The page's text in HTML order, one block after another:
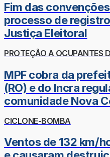
Fim das
processo de
Justiça Eleitoral
PROTEÇÃO A OCUPANTES
MPF cobra da
(RO) e do Incra
comunidade Nova
CICLONE-BOMBA
Ventos de 132 km/